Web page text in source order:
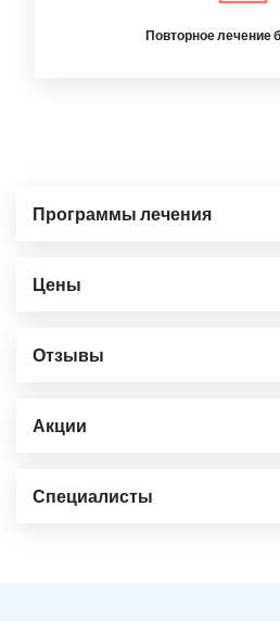
Повторное лечение
Программы лечения
Цены
Отзывы
Акции
Специалисты